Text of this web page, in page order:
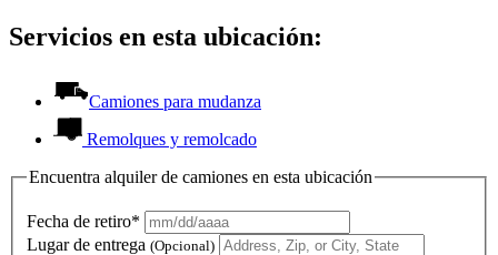
Servicios en esta ubicación:
Camiones para mudanza
Remolques y remolcado
Encuentra alquiler de camiones en esta ubicación
Fecha de retiro*
Lugar de entrega (Opcional)